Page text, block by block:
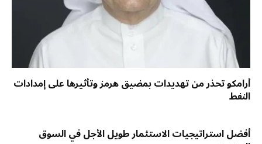
أرامكو تحذر من تهديدات بمضيق هرمز وتأثيرها على إمدادات
النفط
أفضل استراتيجيات الاستثمار طويل الأجل في السوق